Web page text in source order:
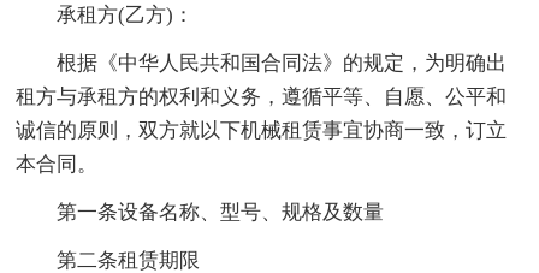
承租方(乙方)：
根据《中华人民共和国合同法》的规定，为明确出
租方与承租方的权利和义务，遵循平等、自愿、公平和
诚信的原则，双方就以下机械租赁事宜协商一致，订立
本合同。
第一条设备名称、型号、规格及数量
第二条租赁期限